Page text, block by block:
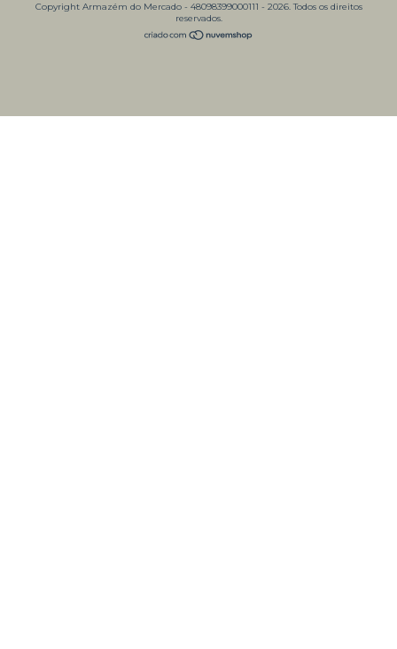
Copyright Armazém do Mercado - 48098399000111 - 2026. Todos os direitos
reservados.